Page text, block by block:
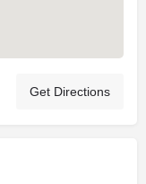
Get Directions